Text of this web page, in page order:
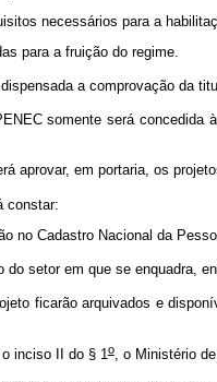
necessários para a
para a fruição do regime.
a comprovação da
somente será concedida
aprovar, em portaria, os
constar:
no Cadastro Nacional da
do setor em que se enquadra,
ficarão arquivados e
inciso II do § 1o, o Ministério